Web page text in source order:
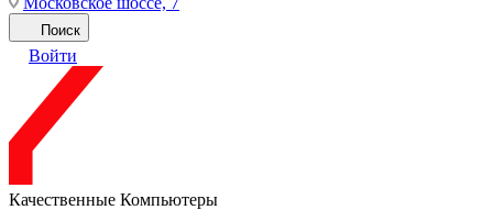
Поиск
Войти
Качественные Компьютеры